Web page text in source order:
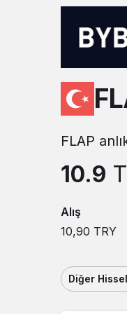
FLAP
10.9
Alış
10,90 TRY
Diğer